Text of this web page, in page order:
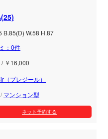
B.85(D) W.58 H.87
：0件
￥16,000
（プレジール）
/マンション型
ネット予約する